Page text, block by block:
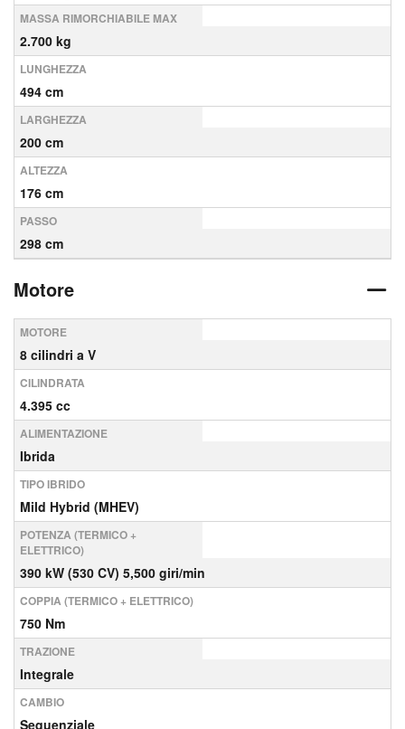
MASSA RIMORCHIABILE MAX
2.700 kg
LUNGHEZZA
494 cm
LARGHEZZA
200 cm
ALTEZZA
176 cm
PASSO
298 cm
Motore
MOTORE
8 cilindri a V
CILINDRATA
4.395 cc
ALIMENTAZIONE
Ibrida
TIPO IBRIDO
Mild Hybrid (MHEV)
POTENZA (TERMICO +
ELETTRICO)
390 kW (530 CV) 5,500 giri/min
COPPIA (TERMICO + ELETTRICO)
750 Nm
TRAZIONE
Integrale
CAMBIO
Sequenziale